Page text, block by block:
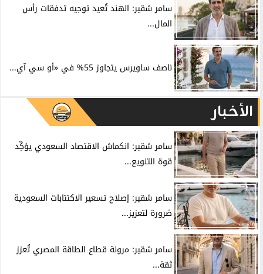
سامر شقير: الهند تُعيد توجيه تدفقات رأس
المال...
ناصف ساويرس يتجاوز 55% في «أو سي آي...
الأخبار
سامر شقير: انكماش الاقتصاد السعودي يؤكِّد
قوة التنويع...
سامر شقير: إصلاح تسعير الاكتتابات السعودية
ضرورة لتعزيز...
سامر شقير: مرونة قطاع الطاقة المصري تُعزز
ثقة...